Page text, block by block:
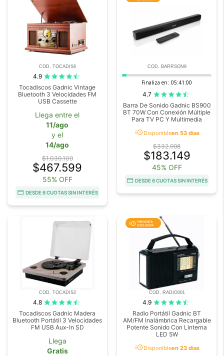
COD. TOCADIS6
4.9
Tocadiscos Gadnic Vintage
Bluetooth 3 Velocidades FM
USB Cassette
Llega entre el
11/ago
y el
14/ago
$1.039.109
$467.599
55% OFF
DESDE 6 CUOTAS SIN INTERÉS
COD. BARRSON9
Finaliza en: 05:40:59
4.7
Barra De Sonido Gadnic BS900
BT 70W Con Conexión Múltiple
Para TV PC Y Multimedia
acuteDisponibleen 53 días
$332.998
$183.149
45% OFF
DESDE 6 CUOTAS SIN INTERÉS
COD. TOCADIS2
4.8
Tocadiscos Gadnic Madera
Bluetooth Portátil 3 Velocidades
FM USB Aux-In SD
Llega
Gratis
COD. RADIO001
4.9
Radio Portátil Gadnic BT
AM/FM Inalámbrica Recargable
Potente Sonido Con Linterna
LED 5W
acuteDisponibleen 23 días